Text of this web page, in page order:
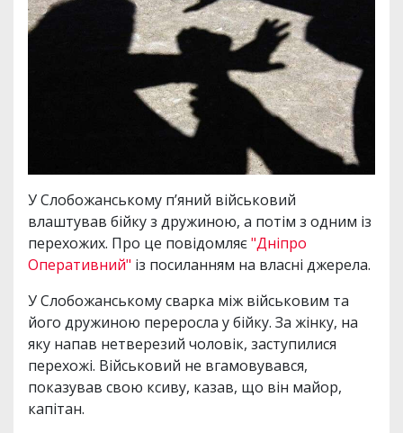
У Слобожанському п’яний військовий
влаштував бійку з дружиною, а потім з одним із
перехожих. Про це повідомляє"Дніпро
Оперативний" із посиланням на власні джерела.
У Слобожанському сварка між військовим та
його дружиною переросла у бійку. За жінку, на
яку напав нетверезий чоловік, заступилися
перехожі. Військовий не вгамовувався,
показував свою ксиву, казав, що він майор,
капітан.